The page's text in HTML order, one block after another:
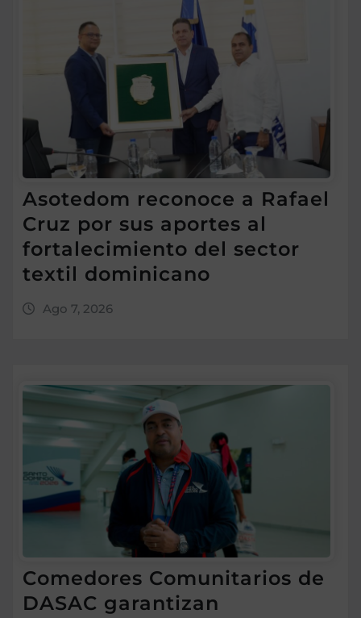
Asotedom reconoce a Rafael
Cruz por sus aportes al
fortalecimiento del sector
textil dominicano
Ago 7, 2026
Comedores Comunitarios de
DASAC garantizan